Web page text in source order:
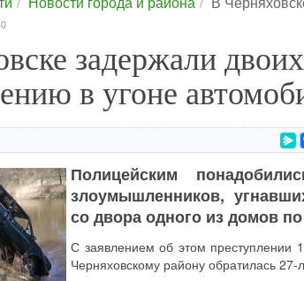
задержали
в угоне
Полицейским
злоумышленников,
со двора одного из домов
С заявлением об этом преступлении
Черняховскому району обратилась